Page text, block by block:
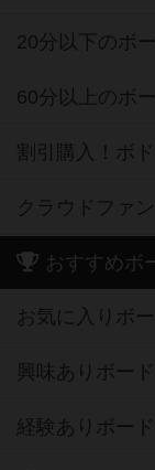
20分以下のボ
60分以上のボ
割引購入！ボ
クラウドファ
おすすめボ
お気に入りボ
興味ありボー
経験ありボー